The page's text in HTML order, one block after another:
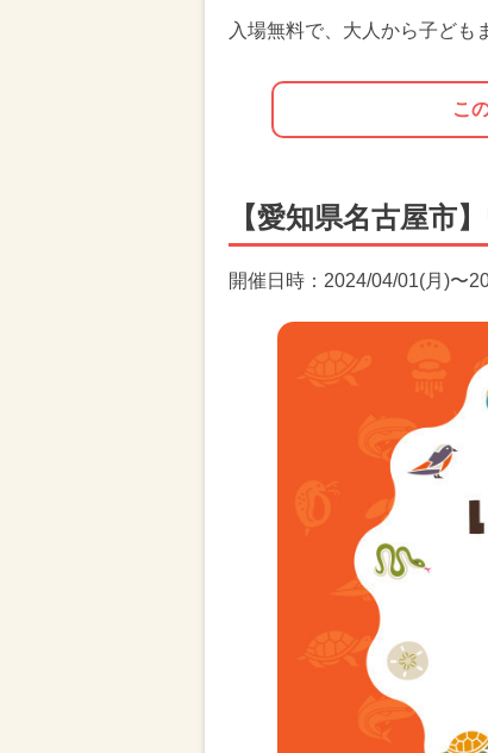
入場無料で、大人から子ども
こ
【愛知県名古屋市
開催日時：2024/04/01(月)〜